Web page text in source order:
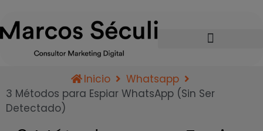
Inicio
Whatsapp
3 Métodos para Espiar WhatsApp (Sin Ser
Detectado)